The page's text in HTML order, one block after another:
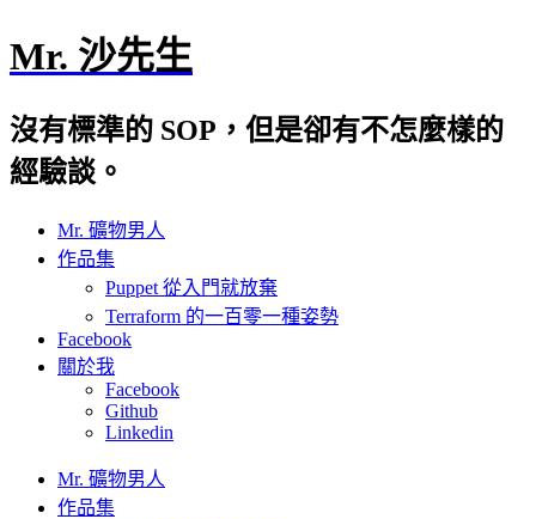
Mr. 沙先生
沒有標準的 SOP，但是卻有不怎麼樣的
經驗談。
Mr. 礦物男人
作品集
Puppet 從入門就放棄
Terraform 的一百零一種姿勢
Facebook
關於我
Facebook
Github
Linkedin
Mr. 礦物男人
作品集